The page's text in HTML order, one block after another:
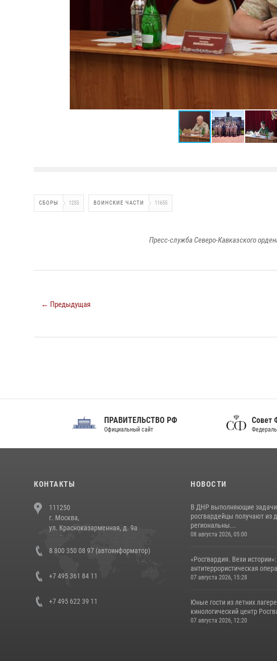
СБОРЫ 1255 ВОИНСКИЕ ЧАСТИ 11655
Пресс-служба Северо-Кавказского
← Предыдущая
ПРАВИТЕЛЬСТВО РФ
Официальный сайт
Совет Федерации
Федерального
КОНТАКТЫ
111250
г. Москва,
ул. Красноказарменная, д. 9а
8 800 350 08 97 (автоинформатор)
+7 495 361 84 11
+7 495 622 39 11
НОВОСТИ
В ДНР выполняющие
росгвардейцы получают из
региональны...
08 августа 2026, 05:00
«Росгвардия. Вехи
антитеррористическая
07 августа 2026, 15:28
Юные гости из летних
кинологический центр
07 августа 2026, 12:20